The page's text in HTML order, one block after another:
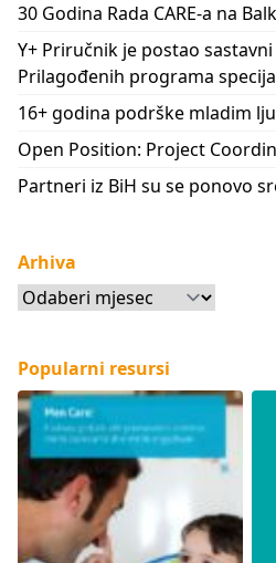
30 Godina Rada CARE-a na
Y+ Priručnik je postao
Prilagođenih programa
16+ godina podrške mladim
Open Position: Project
Partneri iz BiH su se ponovo
Arhiva
Arhiva
Popularni resursi